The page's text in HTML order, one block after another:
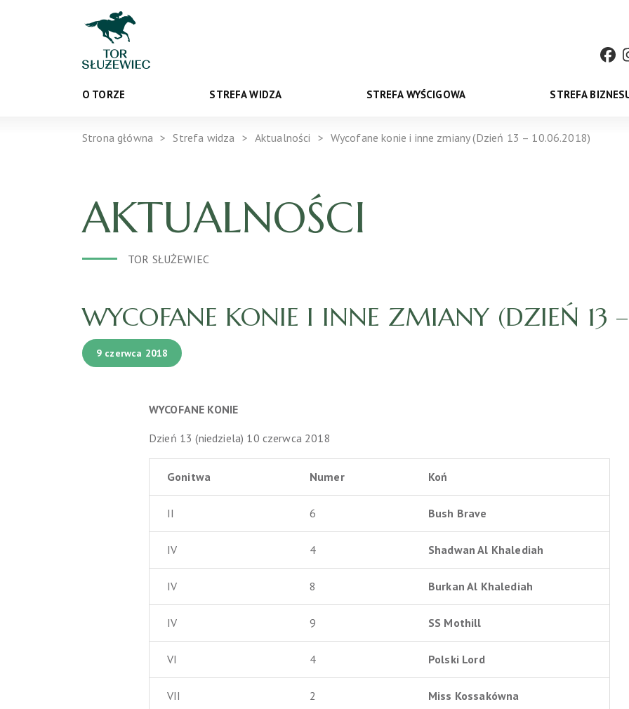
O TORZE STREFA WIDZA STREFA WYŚCIGOWA STREFA
Strona główna Strefa widza Aktualności Wycofane konie i inne zmiany (Dzień 13 – 10.06.2018)
AKTUALNOŚCI
TOR SŁUŻEWIEC
WYCOFANE KONIE I INNE ZMIANY (DZIEŃ 13
9 czerwca 2018
WYCOFANE KONIE
Dzień 13 (niedziela) 10 czerwca 2018
Gonitwa Numer Koń
II 6 Bush Brave
IV 4 Shadwan Al Khalediah
IV 8 Burkan Al Khalediah
IV 9 SS Mothill
VI 4 Polski Lord
VII 2 Miss Kossakówna